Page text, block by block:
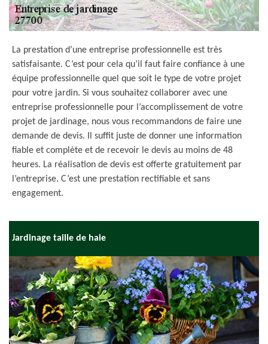
La prestation d’une entreprise professionnelle est très
satisfaisante. C’est pour cela qu’il faut faire confiance à une
équipe professionnelle quel que soit le type de votre projet
pour votre jardin. Si vous souhaitez collaborer avec une
entreprise professionnelle pour l’accomplissement de votre
projet de jardinage, nous vous recommandons de faire une
demande de devis. Il suffit juste de donner une information
fiable et complète et de recevoir le devis au moins de 48
heures. La réalisation de devis est offerte gratuitement par
l’entreprise. C’est une prestation rectifiable et sans
engagement.
Jardinage taille de haie